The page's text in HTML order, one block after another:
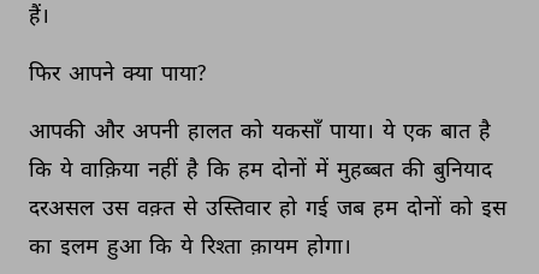
हैं।
फिर आपने क्या पाया?
आपकी और अपनी हालत को यकसाँ पाया। ये एक बात है
कि ये वाक़िया नहीं है कि हम दोनों में मुहब्बत की बुनियाद
दरअसल उस वक़्त से उस्तिवार हो गई जब हम दोनों को इस
का इलम हुआ कि ये रिश्ता क़ायम होगा।